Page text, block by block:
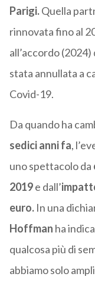
Parigi.Quella
rinnovata fino al
all’accordo
stata annullata a
Covid-19.
Da quando ha
sedici anni fa,
uno spettacolo da
2019e dall’
euro. In una
Hoffman ha
qualcosa più di
abbiamo solo